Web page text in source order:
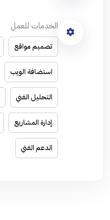
الخدمات للعمل
تصميم مواقع
استضافة الويب
التحليل الفني
إدارة المشاريع
الدعم الفني